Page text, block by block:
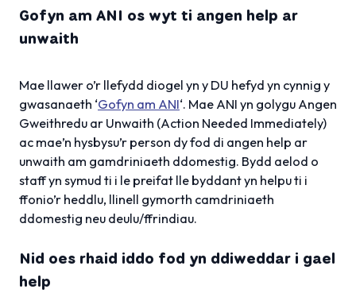
Gofyn am ANI os wyt ti angen help ar
unwaith
Mae llawer o’r llefydd diogel yn y DU hefyd yn cynnig y
gwasanaeth ‘Gofyn am ANI‘. Mae ANI yn golygu Angen
Gweithredu ar Unwaith (Action Needed Immediately)
ac mae’n hysbysu’r person dy fod di angen help ar
unwaith am gamdriniaeth ddomestig. Bydd aelod o
staff yn symud ti i le preifat lle byddant yn helpu ti i
ffonio’r heddlu, llinell gymorth camdriniaeth
ddomestig neu deulu/ffrindiau.
Nid oes rhaid iddo fod yn ddiweddar i gael
help